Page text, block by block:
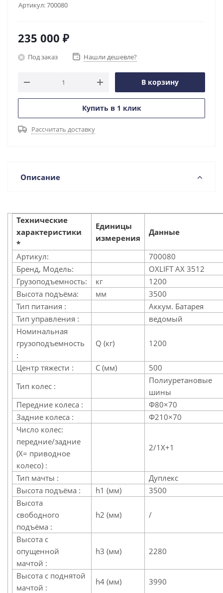
Артикул:700080
235 000 ₽
Под заказ Нашли дешевле?
В корзину
Купить в 1 клик
Рассчитать доставку
Описание
Технические
характеристики
*
Единицы
измерения
Данные
Артикул:
700080
Бренд, Модель:
OXLIFT AX 3512
Грузоподъемность:
кг
1200
Высота подъёма:
мм
3500
Тип питания :
Аккум. Батарея
Тип управления :
ведомый
Номинальная
грузоподъемность
:
Q (кг) 1200
Центр тяжести : C (мм)
500
Тип колес :
Полиуретановые
шины
Передние колеса :
Φ80×70
Задние колеса :
Φ210×70
Число колес:
передние/задние
(X= приводное
колесо) :
2/1X+1
Тип мачты :
Дуплекс
Высота подъёма :
h1 (мм)
3500
Высота
свободного
подъёма :
h2 (мм) /
Высота с
опущенной
мачтой :
h3 (мм) 2280
Высота с поднятой
мачтой :
h4 (мм)
3990